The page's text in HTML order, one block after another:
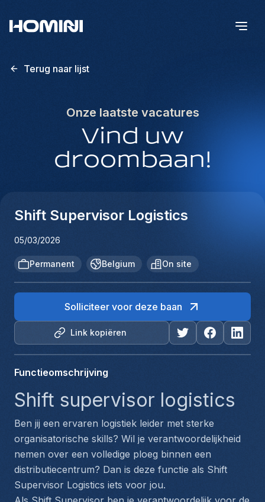
Terug naar lijst
Onze laatste vacatures
Vind uw
droombaan!
Shift Supervisor Logistics
05/03/2026
Permanent Belgium On site
Link kopiëren
Solliciteer voor deze baan
Functieomschrijving
Shift supervisor logistics
Ben jij een ervaren logistiek leider met sterke
organisatorische skills? Wil je verantwoordelijkheid
nemen over een volledige ploeg binnen een
distributiecentrum? Dan is deze functie als Shift
Supervisor Logistics iets voor jou.